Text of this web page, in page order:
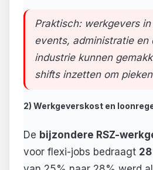
Praktisch: werkgevers
events, administratie en
industrie kunnen
shifts inzetten om
2) Werkgeverskost en
De bijzondere RSZ-
voor flexi-jobs bedraagt